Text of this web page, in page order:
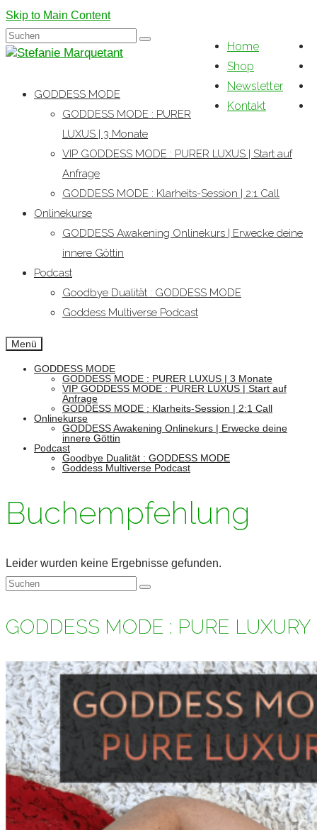
Skip to Main Content
Home
Shop
Newsletter
Kontakt
Suchen
nach:
GODDESS MODE
GODDESS MODE : PURER
LUXUS | 3 Monate
VIP GODDESS MODE : PURER LUXUS | Start auf
Anfrage
GODDESS MODE : Klarheits-Session | 2:1 Call
Onlinekurse
GODDESS Awakening Onlinekurs | Erwecke deine
innere Göttin
Podcast
Goodbye Dualität : GODDESS MODE
Goddess Multiverse Podcast
Menü
GODDESS MODE
GODDESS MODE : PURER LUXUS | 3 Monate
VIP GODDESS MODE : PURER LUXUS | Start auf
Anfrage
GODDESS MODE : Klarheits-Session | 2:1 Call
Onlinekurse
GODDESS Awakening Onlinekurs | Erwecke deine
innere Göttin
Podcast
Goodbye Dualität : GODDESS MODE
Goddess Multiverse Podcast
Buchempfehlung
Leider wurden keine Ergebnisse gefunden.
Suchen
GODDESS MODE : PURE LUXURY